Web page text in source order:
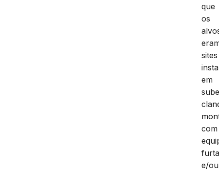
que
os
sites
em
com
e/ou